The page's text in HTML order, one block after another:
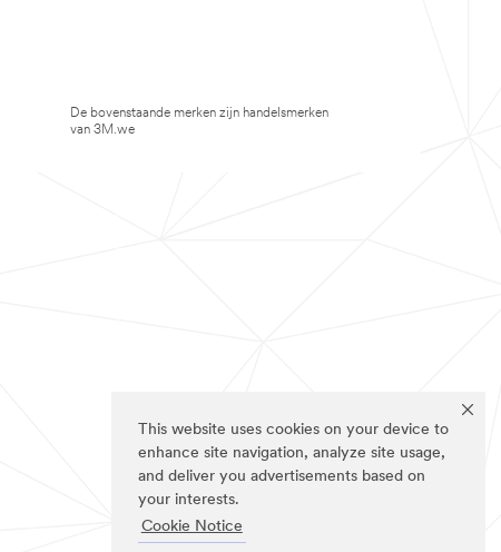
This website uses cookies on your device to
enhance site navigation, analyze site usage,
and deliver you advertisements based on
your interests.
Cookie Notice
De bovenstaande merken zijn handelsmerken
van 3M.we